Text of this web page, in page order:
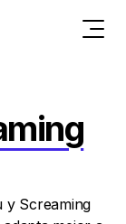
y Screaming